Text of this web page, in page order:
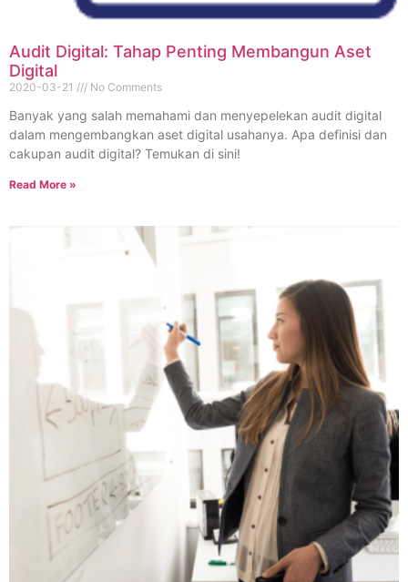
Audit Digital: Tahap Penting Membangun Aset
Digital
2020-03-21 No Comments
Banyak yang salah memahami dan menyepelekan audit digital
dalam mengembangkan aset digital usahanya. Apa definisi dan
cakupan audit digital? Temukan di sini!
Read More »